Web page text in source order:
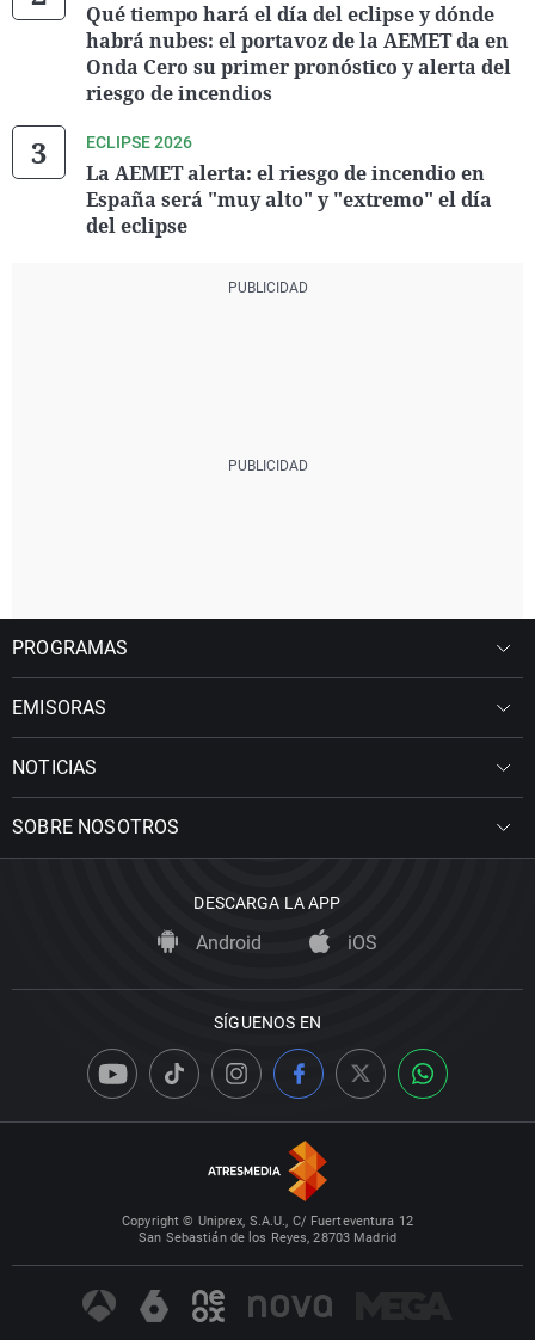
Qué tiempo hará el día del eclipse y dónde
habrá nubes: el portavoz de la AEMET da en
Onda Cero su primer pronóstico y alerta del
riesgo de incendios
ECLIPSE 2026
La AEMET alerta: el riesgo de incendio en
España será "muy alto" y "extremo" el día
del eclipse
PROGRAMAS
EMISORAS
NOTICIAS
SOBRE NOSOTROS
DESCARGA LA APP
Android iOS
SÍGUENOS EN
Copyright © Uniprex, S.A.U., C/ Fuerteventura 12
San Sebastián de los Reyes, 28703 Madrid